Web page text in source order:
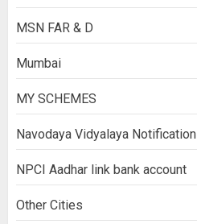
MSN FAR & D
Mumbai
MY SCHEMES
Navodaya Vidyalaya Notification
NPCI Aadhar link bank account
Other Cities